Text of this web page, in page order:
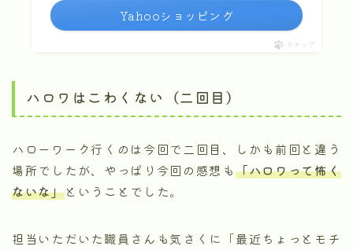
Yahooショッピング
ポチップ
ハロワはこわくない（二回目）
ハローワーク行くのは今回で二回目、しかも前回と違う
場所でしたが、やっぱり今回の感想も「ハロワって怖く
ないな」ということでした。
担当いただいた職員さんも気さくに「最近ちょっとモチ